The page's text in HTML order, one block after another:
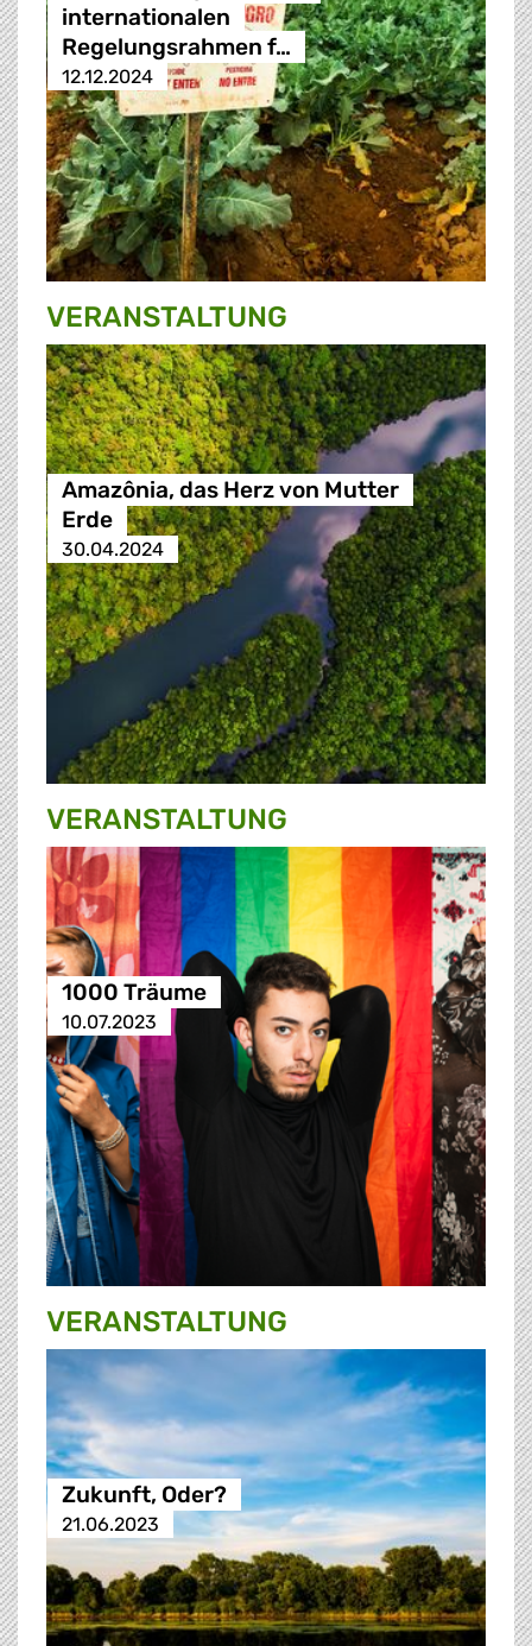
internationalen
Regelungsrahmen f…
12.12.2024
VERANSTALTUNG
Amazônia, das Herz von Mutter
Erde
30.04.2024
VERANSTALTUNG
1000 Träume
10.07.2023
VERANSTALTUNG
Zukunft, Oder?
21.06.2023